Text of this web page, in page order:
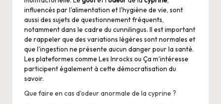
influencés par l'alimentation et l'hygiène de vie, sont
aussi des sujets de questionnement fréquents,
notamment dans le cadre du cunnilingus. Il est important
de rappeler que des variations légères sont normales et
que l'ingestion ne présente aucun danger pour la santé.
Les plateformes comme Les Inrocks ou Ça m'intéresse
participent également à cette démocratisation du
savoir.
Que faire en cas d'odeur anormale de la cyprine ?